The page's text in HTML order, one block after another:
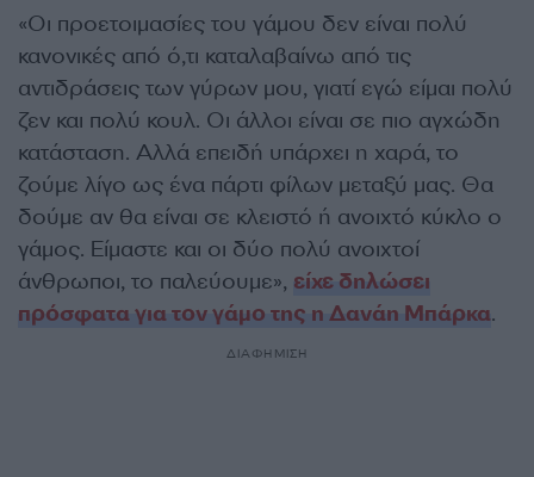
«Οι προετοιμασίες του γάμου δεν είναι πολύ
κανονικές από ό,τι καταλαβαίνω από τις
αντιδράσεις των γύρων μου, γιατί εγώ είμαι πολύ
ζεν και πολύ κουλ. Οι άλλοι είναι σε πιο αγχώδη
κατάσταση. Αλλά επειδή υπάρχει η χαρά, το
ζούμε λίγο ως ένα πάρτι φίλων μεταξύ μας. Θα
δούμε αν θα είναι σε κλειστό ή ανοιχτό κύκλο ο
γάμος. Είμαστε και οι δύο πολύ ανοιχτοί
άνθρωποι, το παλεύουμε», είχε δηλώσει
πρόσφατα για τον γάμο της η Δανάη Μπάρκα.
ΔΙΑΦΗΜΙΣΗ